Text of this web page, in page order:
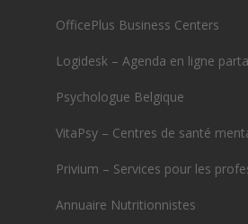
OfficePlus Business Centers
Logidesk – Agenda en ligne
Psychologue Belgique
VitaPsy – Centres de santé
Privium – Services pour les
Annuaire Nutritionnistes